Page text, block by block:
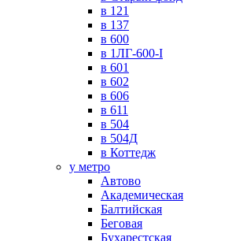
в 121
в 137
в 600
в 1ЛГ-600-I
в 601
в 602
в 606
в 611
в 504
в 504Д
в Коттедж
у метро
Автово
Академическая
Балтийская
Беговая
Бухарестская